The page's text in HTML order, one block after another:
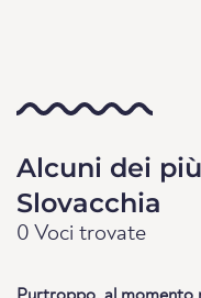
Alcuni dei
Slovacchia
0 Voci trovate